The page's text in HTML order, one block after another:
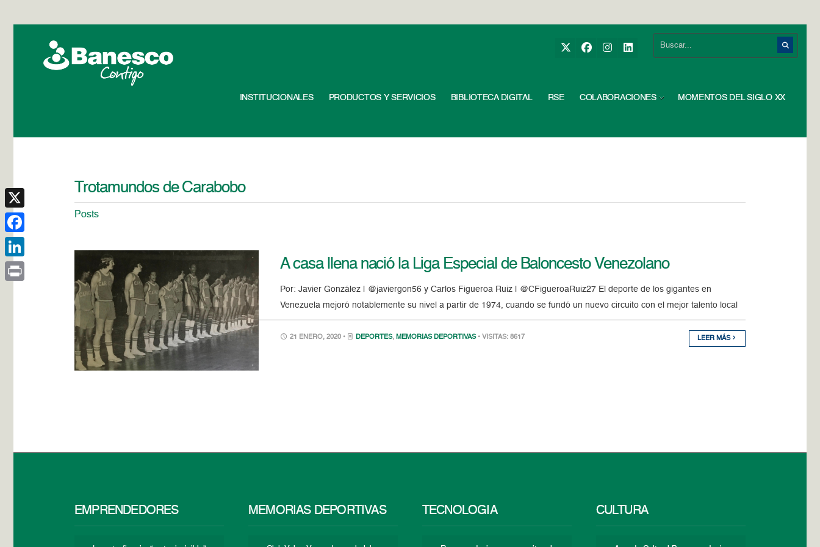
INSTITUCIONALES PRODUCTOS Y SERVICIOS BIBLIOTECA DIGITAL RSE COLABORACIONES MOMENTOS DEL SIGLO XX
Trotamundos de Carabobo
Posts
A casa llena nació la Liga Especial de Baloncesto Venezolano
Por: Javier González | @javiergon56 y Carlos Figueroa Ruiz | @CFigueroaRuiz27 El deporte de los gigantes en
Venezuela mejoró notablemente su nivel a partir de 1974, cuando se fundó un nuevo circuito con el mejor talento local
21 ENERO, 2020 • DEPORTES, MEMORIAS DEPORTIVAS • VISITAS: 8617 LEER MÁS
EMPRENDEDORES MEMORIAS DEPORTIVAS TECNOLOGÍA CULTURA
X
Facebook
LinkedIn